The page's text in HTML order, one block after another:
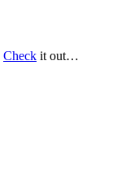
Check it out…